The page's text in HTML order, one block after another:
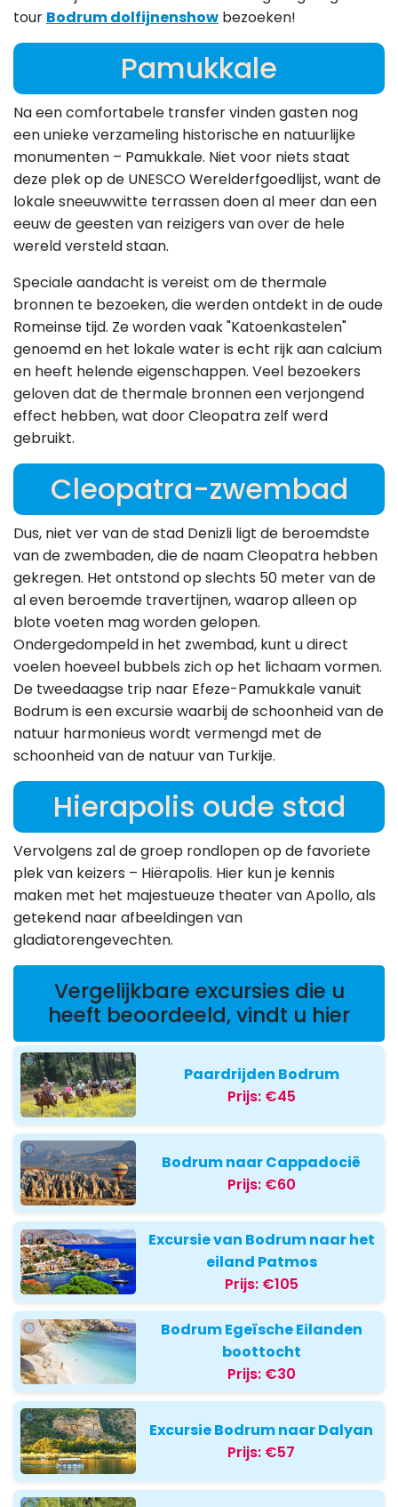
tour Bodrum dolfijnenshow bezoeken!
Pamukkale
Na een comfortabele transfer vinden gasten nog
een unieke verzameling historische en natuurlijke
monumenten – Pamukkale. Niet voor niets staat
deze plek op de UNESCO Werelderfgoedlijst, want de
lokale sneeuwwitte terrassen doen al meer dan een
eeuw de geesten van reizigers van over de hele
wereld versteld staan.
Speciale aandacht is vereist om de thermale
bronnen te bezoeken, die werden ontdekt in de oude
Romeinse tijd. Ze worden vaak "Katoenkastelen"
genoemd en het lokale water is echt rijk aan calcium
en heeft helende eigenschappen. Veel bezoekers
geloven dat de thermale bronnen een verjongend
effect hebben, wat door Cleopatra zelf werd
gebruikt.
Cleopatra-zwembad
Dus, niet ver van de stad Denizli ligt de beroemdste
van de zwembaden, die de naam Cleopatra hebben
gekregen. Het ontstond op slechts 50 meter van de
al even beroemde travertijnen, waarop alleen op
blote voeten mag worden gelopen.
Ondergedompeld in het zwembad, kunt u direct
voelen hoeveel bubbels zich op het lichaam vormen.
De tweedaagse trip naar Efeze-Pamukkale vanuit
Bodrum is een excursie waarbij de schoonheid van de
natuur harmonieus wordt vermengd met de
schoonheid van de natuur van Turkije.
Hierapolis oude stad
Vervolgens zal de groep rondlopen op de favoriete
plek van keizers – Hiërapolis. Hier kun je kennis
maken met het majestueuze theater van Apollo, als
getekend naar afbeeldingen van
gladiatorengevechten.
Vergelijkbare excursies die u
heeft beoordeeld, vindt u hier
Paardrijden Bodrum
Prijs: €45
Bodrum naar Cappadocië
Prijs: €60
Excursie van Bodrum naar het
eiland Patmos
Prijs: €105
Bodrum Egeïsche Eilanden
boottocht
Prijs: €30
Excursie Bodrum naar Dalyan
Prijs: €57